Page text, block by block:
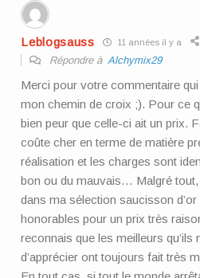
Leblogsauss 11 années il y a
Répondre àAlchymix29
Merci pour votre commentaire
mon chemin de croix ;). Pour ce
bien peur que celle-ci ait un prix.
coûte cher en terme de matière
réalisation et les charges sont
bon ou du mauvais… Malgré
dans ma sélection saucisson
honorables pour un prix très
reconnais que les meilleurs qu’ils
d’apprécier ont toujours fait très